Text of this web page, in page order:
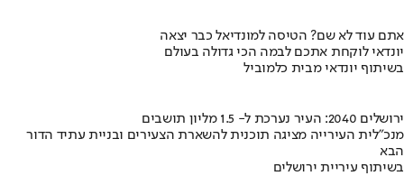
אתם עוד לא שם? הטיסה למונדיאל כבר יצאה
יונדאי לוקחת אתכם לבמה הכי גדולה בעולם
בשיתוף יונדאי מבית כלמוביל
ירושלים 2040: העיר נערכת ל- 1.5 מליון תושבים
מנכ"לית העירייה מציגה תוכנית להשארת הצעירים ובניית עתיד הדור
הבא
בשיתוף עיריית ירושלים